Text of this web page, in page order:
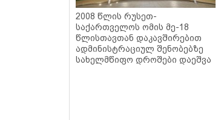
2008 წლის რუსეთ-
საქართველოს ომის მე-18
წლისთავთან დაკავშირებით
ადმინისტრაციულ შენობებზე
სახელმწიფო დროშები დაეშვა